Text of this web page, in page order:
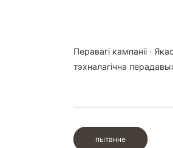
Перавагі кампаніі ·
тэхналагічна
пытанне